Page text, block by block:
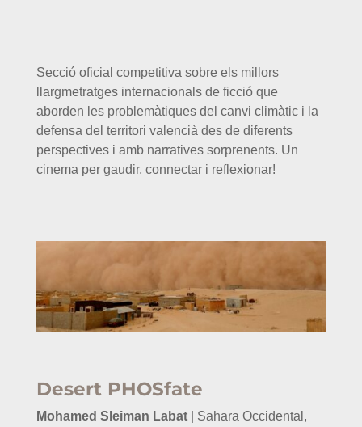
Secció oficial competitiva sobre els millors
llargmetratges internacionals de ficció que
aborden les problemàtiques del canvi climàtic i la
defensa del territori valencià des de diferents
perspectives i amb narratives sorprenents. Un
cinema per gaudir, connectar i reflexionar!
Desert PHOSfate
Mohamed Sleiman Labat| Sahara Occidental,